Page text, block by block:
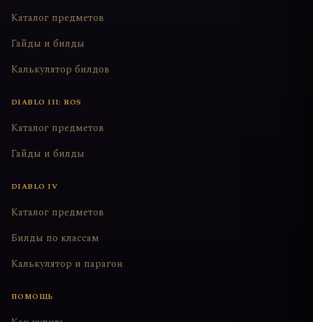
Каталог предметов
Гайды и билды
Калькулятор билдов
DIABLO III: ROS
Каталог предметов
Гайды и билды
DIABLO IV
Каталог предметов
Билды по классам
Калькулятор и парагон
ПОМОЩЬ